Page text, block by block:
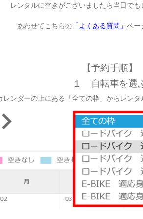
レンタルに空きがございましたら当日でも
あわせてこちらの 「よくある質問」 ペー
【予約手順】
１ 自転車を選
ダーの上にある「全ての枠」からレンタ